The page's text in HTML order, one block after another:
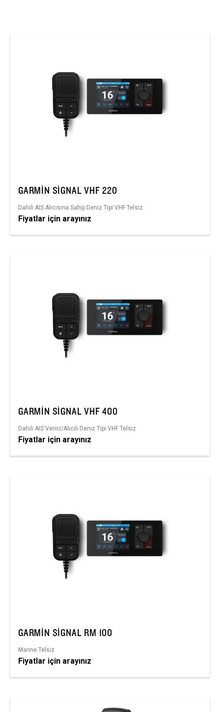
GARMIN SIGNAL VHF 220
Dahili AIS Alıcısına Sahip Deniz Tipi VHF Telsiz
Fiyatlar için arayınız
GARMIN SIGNAL VHF 400
Dahili AIS Verici/Alıcılı Deniz Tipi VHF Telsiz
Fiyatlar için arayınız
GARMIN SIGNAL RM 100
Marine Telsiz
Fiyatlar için arayınız